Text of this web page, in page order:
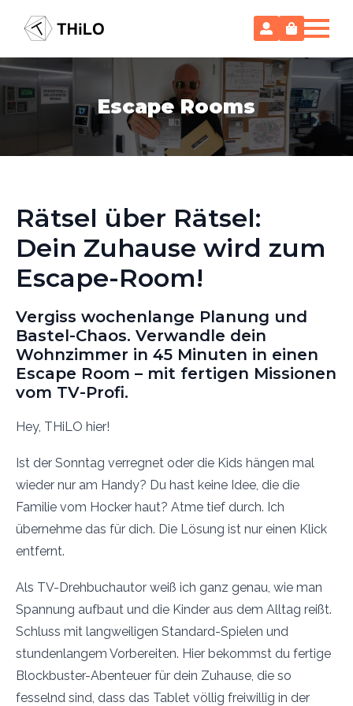
Escape Rooms
Rätsel über Rätsel:
Dein Zuhause wird zum
Escape-Room!
Vergiss wochenlange Planung und
Bastel-Chaos. Verwandle dein
Wohnzimmer in 45 Minuten in einen
Escape Room – mit fertigen Missionen
vom TV-Profi.
Hey, THiLO hier!
Ist der Sonntag verregnet oder die Kids hängen mal
wieder nur am Handy? Du hast keine Idee, die die
Familie vom Hocker haut? Atme tief durch. Ich
übernehme das für dich. Die Lösung ist nur einen Klick
entfernt.
Als TV-Drehbuchautor weiß ich ganz genau, wie man
Spannung aufbaut und die Kinder aus dem Alltag reißt.
Schluss mit langweiligen Standard-Spielen und
stundenlangem Vorbereiten. Hier bekommst du fertige
Blockbuster-Abenteuer für dein Zuhause, die so
fesselnd sind, dass das Tablet völlig freiwillig in der